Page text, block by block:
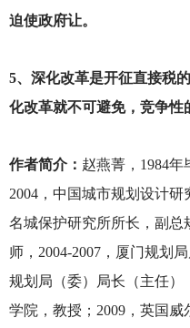
迫使政府让。
5、深化改革是开征直接税
化改革就不可避免，竞争性
作者简介： 赵燕菁，1984年
2004，中国城市规划设计
名城保护研究所所长，副总
师，2004-2007，厦门规划
规划局（委）局长（主任）
学院，教授；2009，英国